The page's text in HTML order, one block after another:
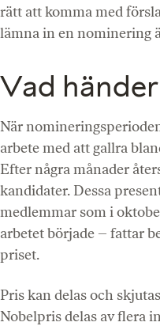
rätt att komma med
lämna in en nominering
Vad
När
arbete med att gallra
Efter några månader
kandidater. Dessa
medlemmar som i
arbetet började – fattar
priset.
Pris kan delas och
Nobelpris delas av flera